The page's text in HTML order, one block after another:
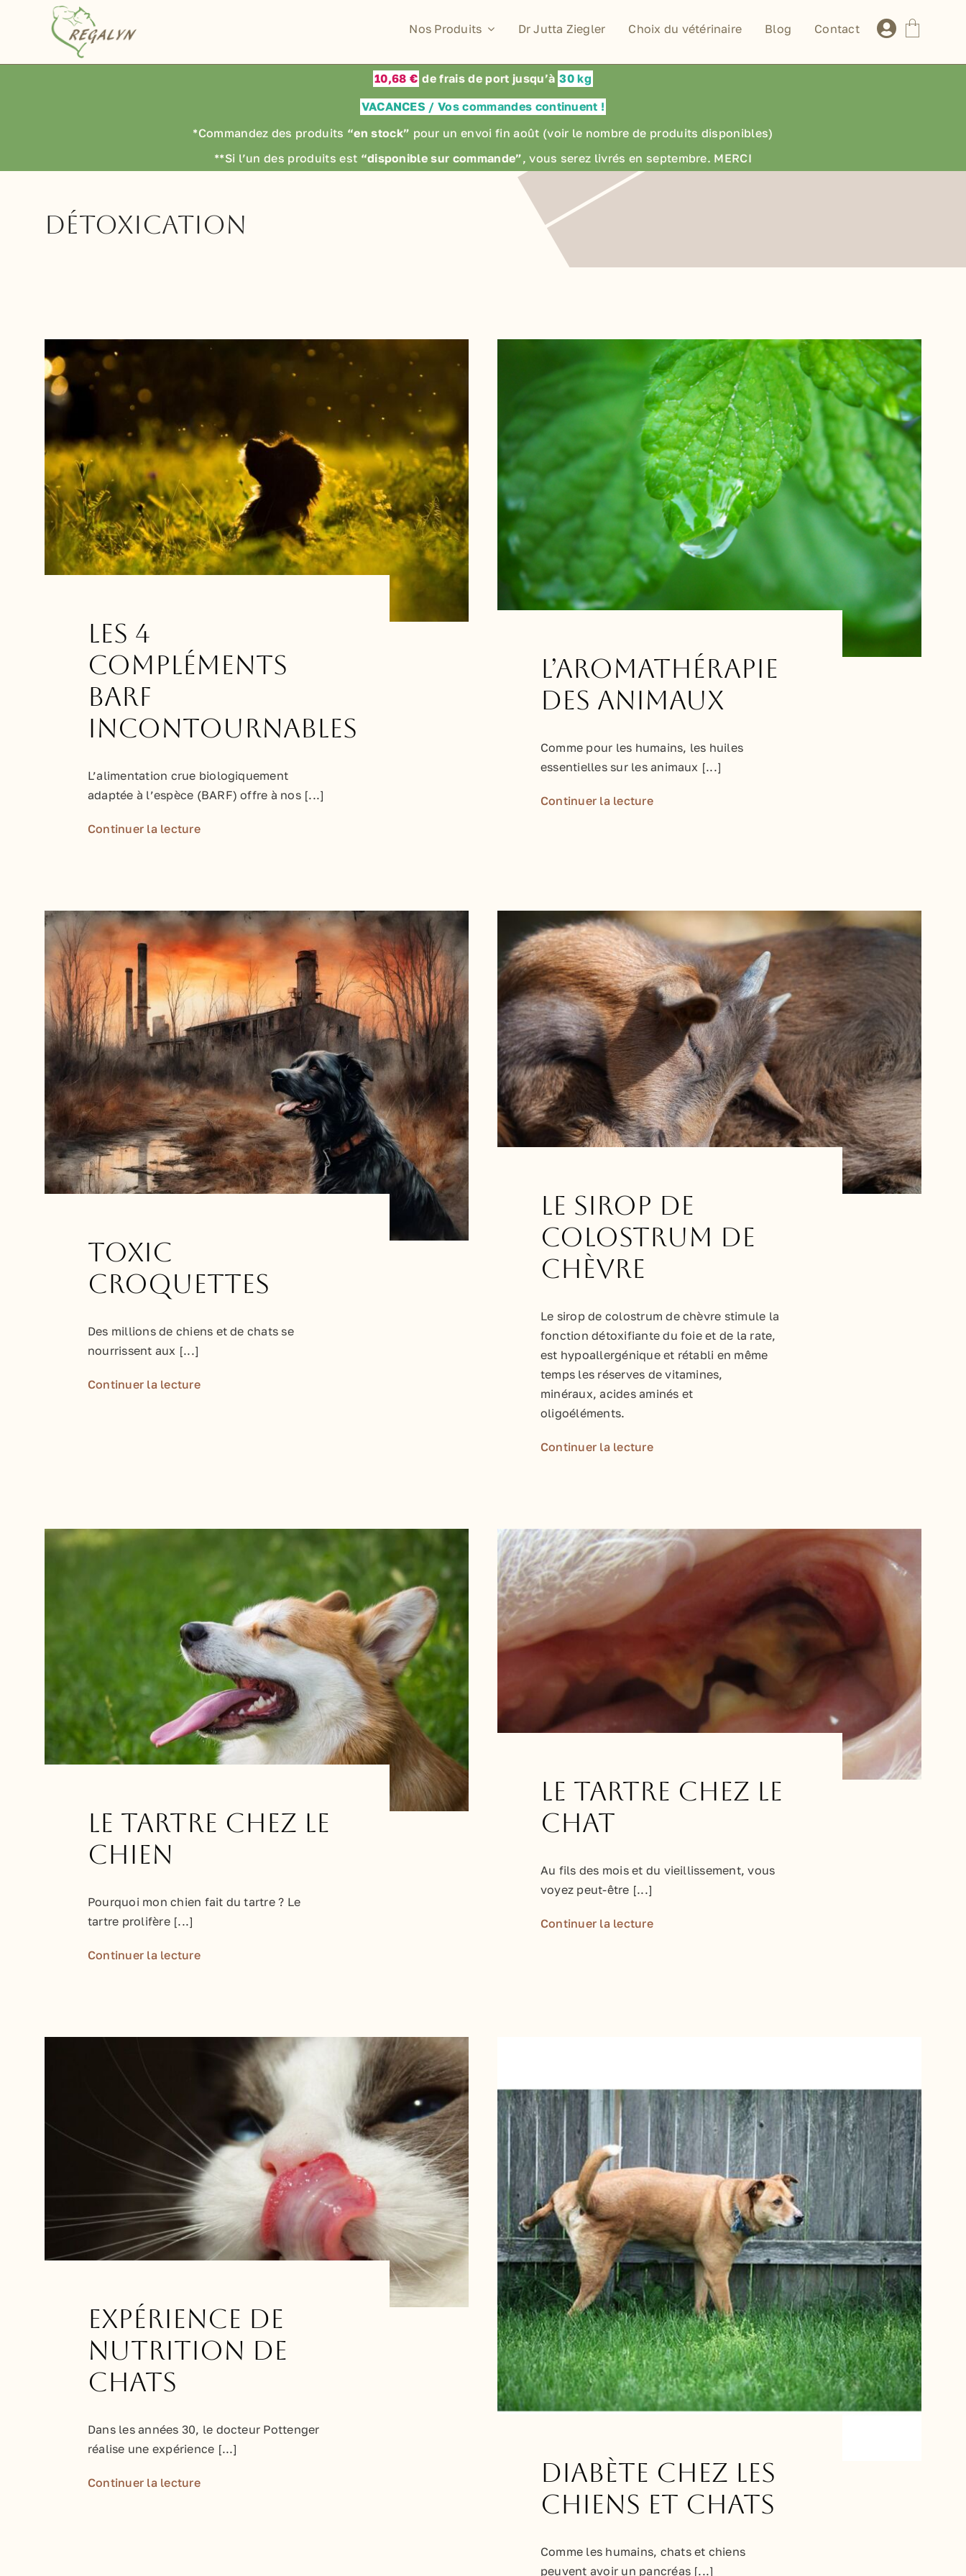
Nos Produits Dr Jutta Ziegler Choix du vétérinaire Blog Contact
10,68 € de frais de port jusqu’à 30 kg
VACANCES / Vos commandes continuent !
*Commandez des produits “en stock” pour un envoi fin août (voir le nombre de produits disponibles)
**Si l’un des produits est “disponible sur commande”, vous serez livrés en septembre. MERCI
détoxication
Les 4
compléments
BARF
incontournables
L’alimentation crue biologiquement
adaptée à l’espèce (BARF) offre à nos [...]
Continuer la lecture
L’aromathérapie
des animaux
Comme pour les humains, les huiles
essentielles sur les animaux [...]
Continuer la lecture
Toxic
Croquettes
Des millions de chiens et de chats se
nourrissent aux [...]
Continuer la lecture
Le sirop de
Colostrum de
chèvre
Le sirop de colostrum de chèvre stimule la
fonction détoxifiante du foie et de la rate,
est hypoallergénique et rétabli en même
temps les réserves de vitamines,
minéraux, acides aminés et
oligoéléments.
Continuer la lecture
Le tartre chez le
chien
Pourquoi mon chien fait du tartre ? Le
tartre prolifère [...]
Continuer la lecture
Le tartre chez le
chat
Au fils des mois et du vieillissement, vous
voyez peut-être [...]
Continuer la lecture
Expérience de
nutrition de
chats
Dans les années 30, le docteur Pottenger
réalise une expérience [...]
Continuer la lecture
Diabète chez les
chiens et chats
Comme les humains, chats et chiens
peuvent avoir un pancréas [...]